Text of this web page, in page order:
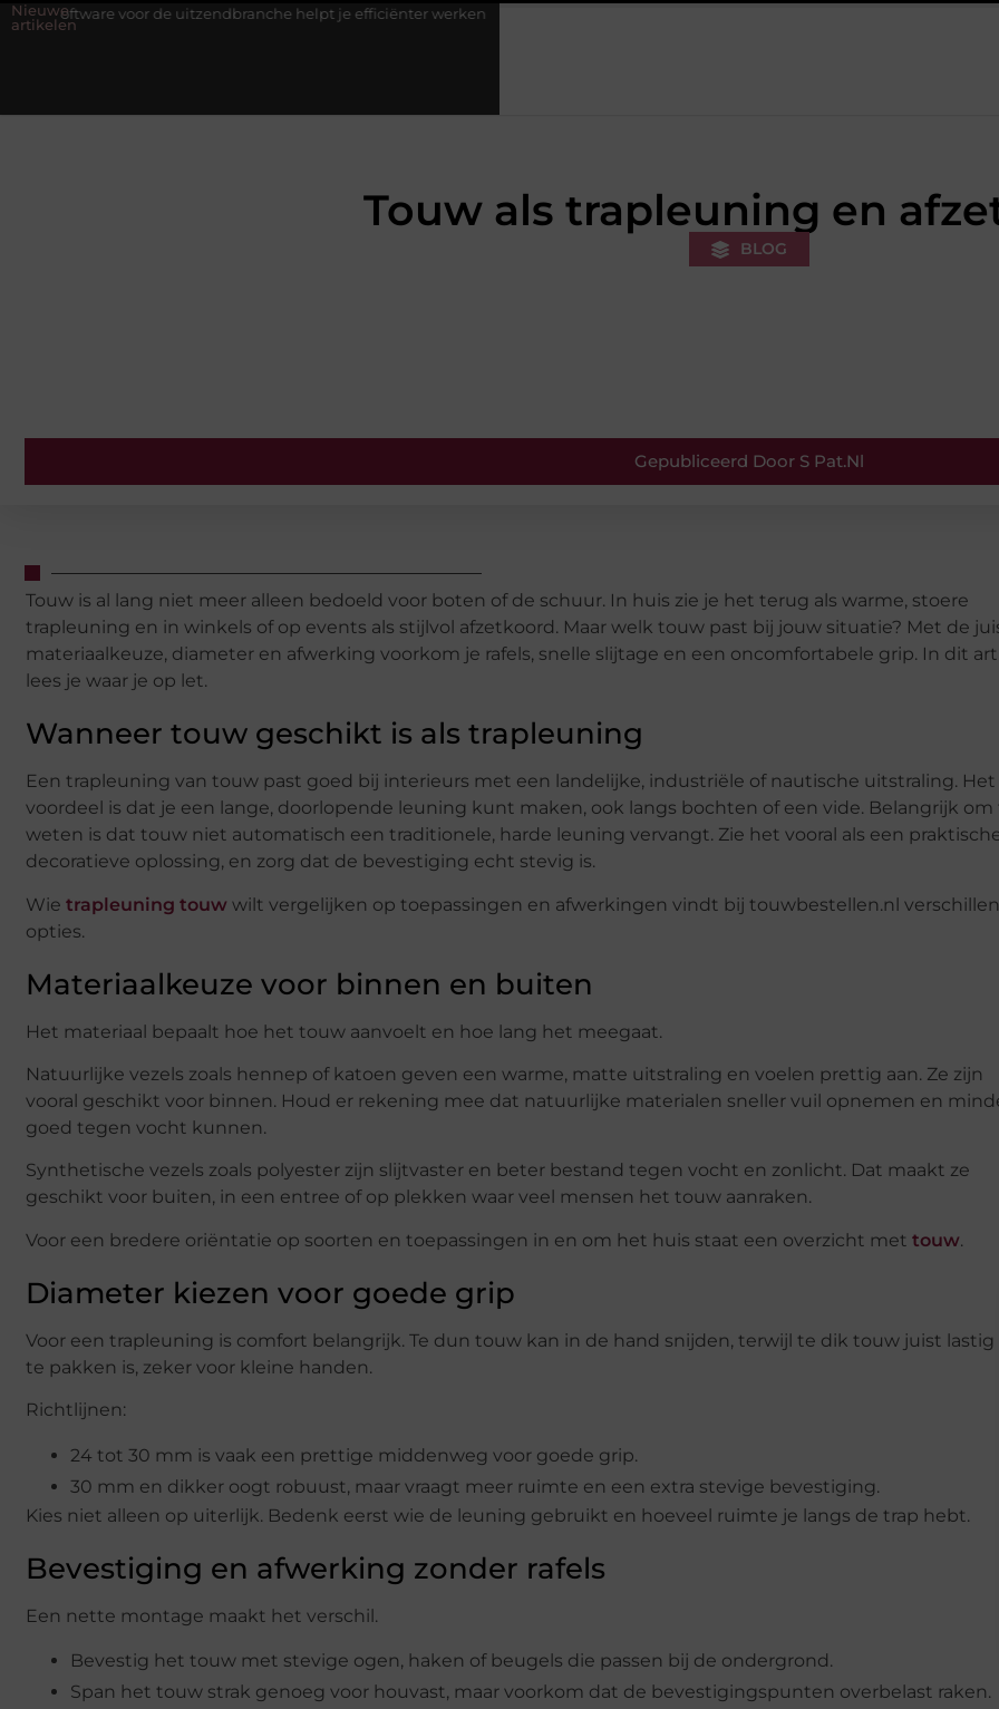
Nieuwe
artikelen
voor de uitzendbranche helpt je efficiënter werken Stijlvolle heren sneakers voor een sportieve lifestyle
Touw als trapleuning en
BLOG
Gepubliceerd Door S Pat.nl
Touw is al lang niet meer alleen bedoeld voor boten of de schuur. In huis zie je het terug als warme, stoere
trapleuning en in winkels of op events als stijlvol afzetkoord. Maar welk touw past bij jouw situatie? Met de
materiaalkeuze, diameter en afwerking voorkom je rafels, snelle slijtage en een oncomfortabele grip. In dit
lees je waar je op let.
Wanneer touw geschikt is als trapleuning
Een trapleuning van touw past goed bij interieurs met een landelijke, industriële of nautische uitstraling. Het
voordeel is dat je een lange, doorlopende leuning kunt maken, ook langs bochten of een vide. Belangrijk om
weten is dat touw niet automatisch een traditionele, harde leuning vervangt. Zie het vooral als een
decoratieve oplossing, en zorg dat de bevestiging echt stevig is.
Wie trapleuning touw wilt vergelijken op toepassingen en afwerkingen vindt bij touwbestellen.nl
opties.
Materiaalkeuze voor binnen en buiten
Het materiaal bepaalt hoe het touw aanvoelt en hoe lang het meegaat.
Natuurlijke vezels zoals hennep of katoen geven een warme, matte uitstraling en voelen prettig aan. Ze zijn
vooral geschikt voor binnen. Houd er rekening mee dat natuurlijke materialen sneller vuil opnemen en
goed tegen vocht kunnen.
Synthetische vezels zoals polyester zijn slijtvaster en beter bestand tegen vocht en zonlicht. Dat maakt ze
geschikt voor buiten, in een entree of op plekken waar veel mensen het touw aanraken.
Voor een bredere oriëntatie op soorten en toepassingen in en om het huis staat een overzicht met touw.
Diameter kiezen voor goede grip
Voor een trapleuning is comfort belangrijk. Te dun touw kan in de hand snijden, terwijl te dik touw juist lastig
te pakken is, zeker voor kleine handen.
Richtlijnen:
24 tot 30 mm is vaak een prettige middenweg voor goede grip.
30 mm en dikker oogt robuust, maar vraagt meer ruimte en een extra stevige bevestiging.
Kies niet alleen op uiterlijk. Bedenk eerst wie de leuning gebruikt en hoeveel ruimte je langs de trap hebt.
Bevestiging en afwerking zonder rafels
Een nette montage maakt het verschil.
Bevestig het touw met stevige ogen, haken of beugels die passen bij de ondergrond.
Span het touw strak genoeg voor houvast, maar voorkom dat de bevestigingspunten overbelast raken.